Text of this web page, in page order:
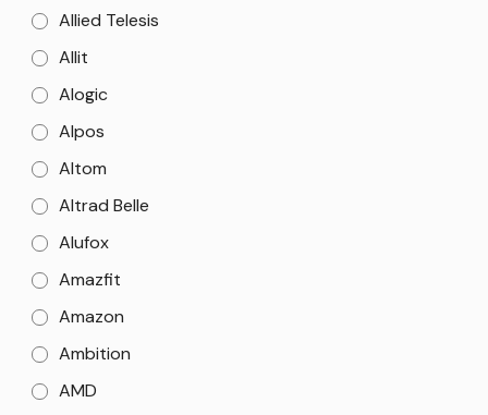
Allied Telesis
Allit
Alogic
Alpos
Altom
Altrad Belle
Alufox
Amazfit
Amazon
Ambition
AMD